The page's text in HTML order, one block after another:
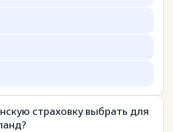
страховку выбрать для